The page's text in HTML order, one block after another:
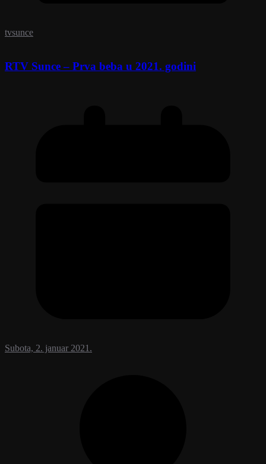
tvsunce
RTV Sunce – Prva beba u 2021. godini
Subota, 2. januar 2021.